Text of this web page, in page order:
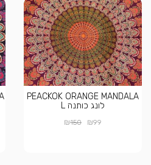
PEACKOK ORANGE MANDALA
לונג כותנה L
₪99
₪150